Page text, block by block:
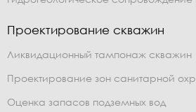
Проектирование скважин
Ликвидационный тампонаж скважин
Проектирование зон санитарной
Оценка запасов подземных вод